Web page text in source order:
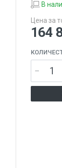
В
Цена за
164